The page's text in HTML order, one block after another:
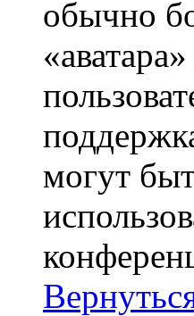
обычно
могут